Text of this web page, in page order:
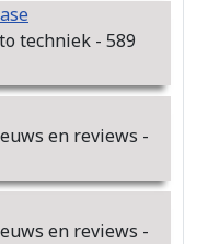
en reviews -
en reviews -
techniek - 589